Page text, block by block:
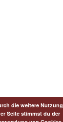
die weitere Nutzung
Seite stimmst du der